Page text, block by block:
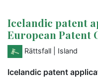
Icelandic patent
European Patent
Rättsfall | Island
Icelandic patent